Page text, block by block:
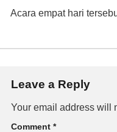
Acara empat hari
Leave a Reply
Your email address will
Comment *